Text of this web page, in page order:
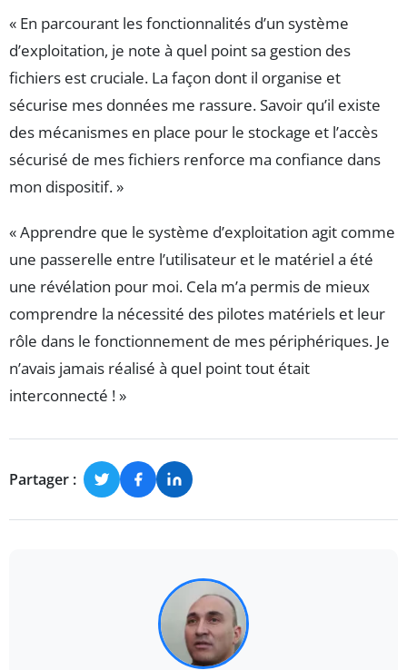
« En parcourant les fonctionnalités d’un système
d’exploitation, je note à quel point sa gestion des
fichiers est cruciale. La façon dont il organise et
sécurise mes données me rassure. Savoir qu’il existe
des mécanismes en place pour le stockage et l’accès
sécurisé de mes fichiers renforce ma confiance dans
mon dispositif. »
« Apprendre que le système d’exploitation agit comme
une passerelle entre l’utilisateur et le matériel a été
une révélation pour moi. Cela m’a permis de mieux
comprendre la nécessité des pilotes matériels et leur
rôle dans le fonctionnement de mes périphériques. Je
n’avais jamais réalisé à quel point tout était
interconnecté ! »
Partager :